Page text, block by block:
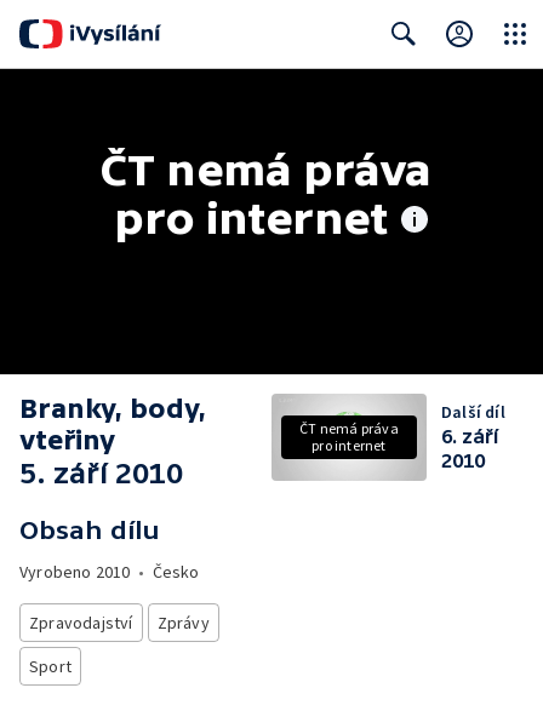
ČT nemá práva
pro internet
Branky, body,
vteřiny
5. září 2010
Obsah dílu
Vyrobeno 2010 • Česko
Zpravodajství
Zprávy
Sport
ČT nemá práva
pro internet
Další díl
6. září
2010